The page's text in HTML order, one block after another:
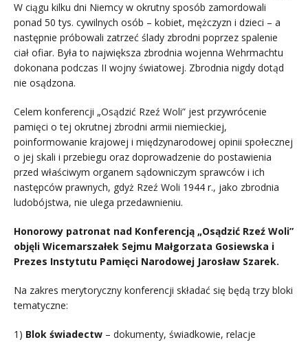
W ciągu kilku dni Niemcy w okrutny sposób zamordowali
ponad 50 tys. cywilnych osób – kobiet, mężczyzn i dzieci – a
następnie próbowali zatrzeć ślady zbrodni poprzez spalenie
ciał ofiar. Była to największa zbrodnia wojenna Wehrmachtu
dokonana podczas II wojny światowej. Zbrodnia nigdy dotąd
nie osądzona.
Celem konferencji „Osądzić Rzeź Woli” jest przywrócenie
pamięci o tej okrutnej zbrodni armii niemieckiej,
poinformowanie krajowej i międzynarodowej opinii społecznej
o jej skali i przebiegu oraz doprowadzenie do postawienia
przed właściwym organem sądowniczym sprawców i ich
następców prawnych, gdyż Rzeź Woli 1944 r., jako zbrodnia
ludobójstwa, nie ulega przedawnieniu.
Honorowy patronat nad Konferencją „Osądzić Rzeź Woli”
objęli Wicemarszałek Sejmu Małgorzata Gosiewska i
Prezes Instytutu Pamięci Narodowej Jarosław Szarek.
Na zakres merytoryczny konferencji składać się będą trzy bloki
tematyczne:
1) Blok świadectw – dokumenty, świadkowie, relacje